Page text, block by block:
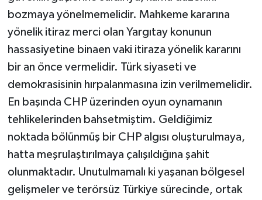
bozmaya yönelmemelidir. Mahkeme kararına
yönelik itiraz merci olan Yargıtay konunun
hassasiyetine binaen vaki itiraza yönelik kararını
bir an önce vermelidir. Türk siyaseti ve
demokrasisinin hırpalanmasına izin verilmemelidir.
En başında CHP üzerinden oyun oynamanın
tehlikelerinden bahsetmiştim. Geldiğimiz
noktada bölünmüş bir CHP algısı oluşturulmaya,
hatta meşrulaştırılmaya çalışıldığına şahit
olunmaktadır. Unutulmamalı ki yaşanan bölgesel
gelişmeler ve terörsüz Türkiye sürecinde, ortak